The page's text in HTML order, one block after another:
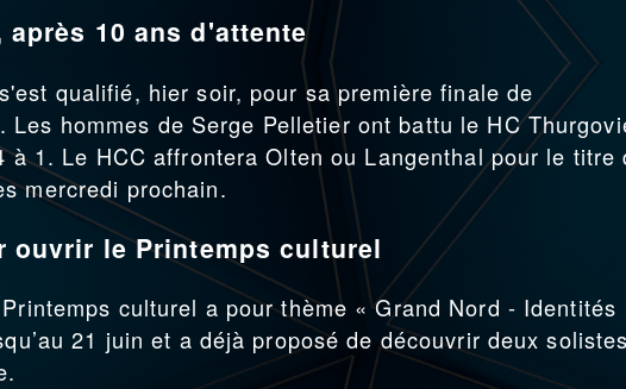
10 ans d'attente
qualifié, hier soir, pour sa première finale de
Les hommes de Serge Pelletier ont battu le HC
1. Le HCC affrontera Olten ou Langenthal pour le titre
mercredi prochain.
ouvrir le Printemps culturel
culturel a pour thème « Grand Nord - Identités
21 juin et a déjà proposé de découvrir deux